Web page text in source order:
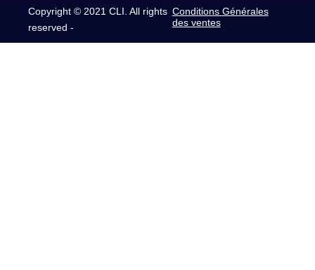
Copyright © 2021 CLI. All rights
reserved -
Conditions Générales
des ventes